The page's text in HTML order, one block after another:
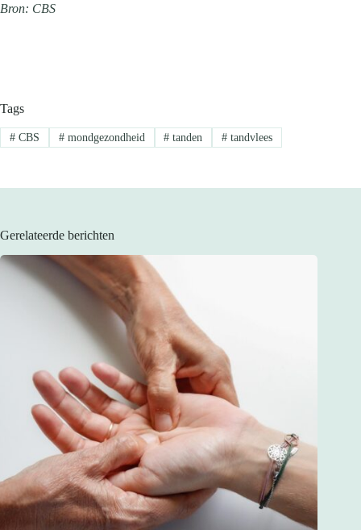
Bron: CBS
Tags
#CBS #mondgezondheid # tanden # tandvlees
Gerelateerde berichten